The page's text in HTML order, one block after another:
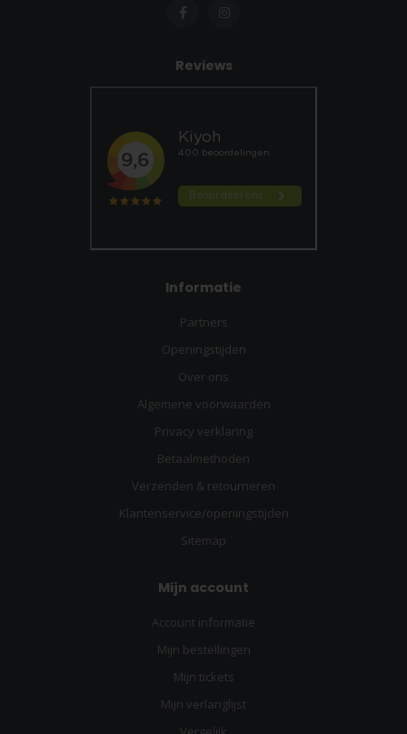
Reviews
Informatie
Partners
Openingstijden
Over ons
Algemene voorwaarden
Privacy verklaring
Betaalmethoden
Verzenden & retourneren
Klantenservice/openingstijden
Sitemap
Mijn account
Account informatie
Mijn bestellingen
Mijn tickets
Mijn verlanglijst